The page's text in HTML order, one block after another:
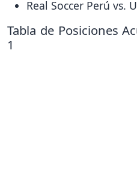
Real Soccer Perú vs.
Tabla de Posiciones
1